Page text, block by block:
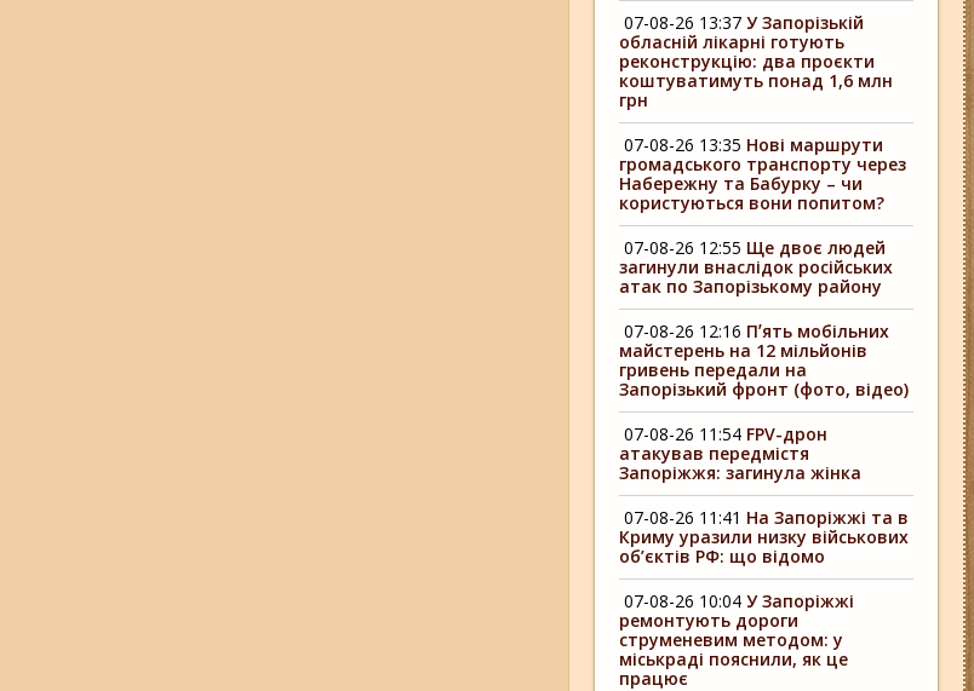
07-08-26 13:37 У Запорізькій
обласній лікарні готують
реконструкцію: два проєкти
коштуватимуть понад 1,6 млн
грн
07-08-26 13:35 Нові маршрути
громадського транспорту через
Набережну та Бабурку – чи
користуються вони попитом?
07-08-26 12:55 Ще двоє людей
загинули внаслідок російських
атак по Запорізькому району
07-08-26 12:16 Пʼять мобільних
майстерень на 12 мільйонів
гривень передали на
Запорізький фронт (фото, відео)
07-08-26 11:54 FPV-дрон
атакував передмістя
Запоріжжя: загинула жінка
07-08-26 11:41 На Запоріжжі та в
Криму уразили низку військових
об’єктів РФ: що відомо
07-08-26 10:04 У Запоріжжі
ремонтують дороги
струменевим методом: у
міськраді пояснили, як це
працює